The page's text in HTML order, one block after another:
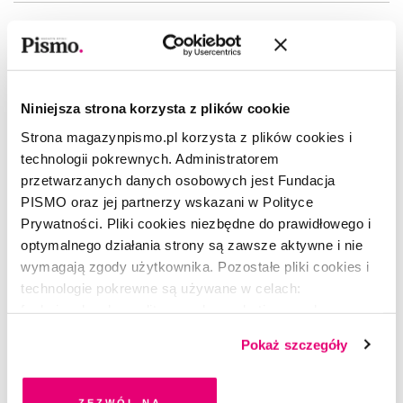
Niniejsza strona korzysta z plików cookie
Strona magazynpismo.pl korzysta z plików cookies i
technologii pokrewnych. Administratorem
przetwarzanych danych osobowych jest Fundacja
PISMO oraz jej partnerzy wskazani w Polityce
Prywatności. Pliki cookies niezbędne do prawidłowego i
optymalnego działania strony są zawsze aktywne i nie
wymagają zgody użytkownika. Pozostałe pliki cookies i
technologie pokrewne są używane w celach:
dobrowolną zgodę na pliki cookies i technologie
pokrewne, zgadzasz się na przechowywanie informacji
na Twoim urządzeniu końcowym lub dostęp do niego i
Pokaż szczegóły
Nadbagaż w głowie